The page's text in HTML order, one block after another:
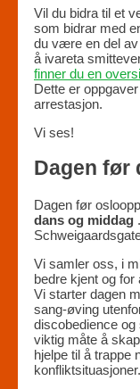
Vil du bidra til et
som bidrar med
du være en del
å ivareta
finner du en
Dette er
arrestasjon.
Vi ses!
Dagen før
Dagen før
dans og middag
Vi samler oss, i
bedre kjent og for
Vi starter dagen
sang-øving
discobedience og
viktig måte å
hjelpe til å trappe
konfliktsituasjoner.